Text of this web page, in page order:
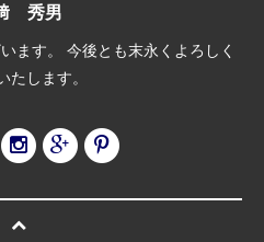
秀男
ます。 今後とも末永くよろしく
たします。